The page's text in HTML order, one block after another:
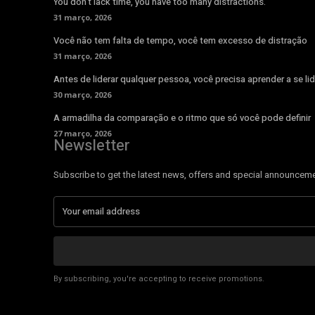
31 março, 2026
Você não tem falta de tempo, você tem excesso de distração
31 março, 2026
Antes de liderar qualquer pessoa, você precisa aprender a se
30 março, 2026
A armadilha da comparação e o ritmo que só você pode definir
27 março, 2026
Newsletter
Subscribe to get the latest news, offers and special
By subscribing, you're accepting to receive promotions.